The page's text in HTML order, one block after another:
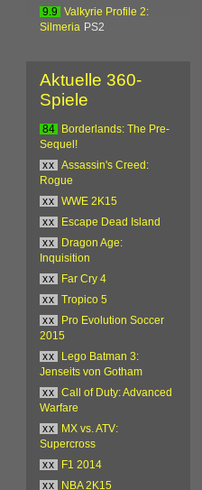
9.9
Valkyrie Profile 2:
Silmeria PS2
Aktuelle 360-
Spiele
84
Borderlands: The Pre-
Sequel!
xx
Assassin's Creed:
Rogue
xx
WWE 2K15
xx
Escape Dead Island
xx
Dragon Age:
Inquisition
xx
Far Cry 4
xx
Tropico 5
xx
Pro Evolution Soccer
2015
xx
Lego Batman 3:
Jenseits von Gotham
xx
Call of Duty: Advanced
Warfare
xx
MX vs. ATV:
Supercross
xx
F1 2014
xx
NBA 2K15